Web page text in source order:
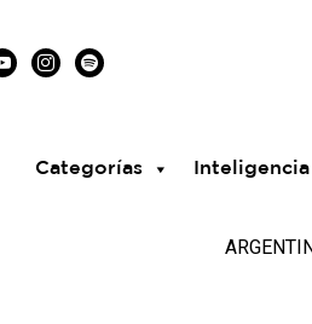
Categorías